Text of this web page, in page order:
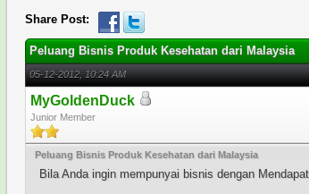
0 Memberi Suara - 0 Rata-rata
12345
Share Post:
Peluang Bisnis Produk Kesehatan dari Malaysia
05-12-2012, 10:24 AM
MyGoldenDuck
Junior Member
Peluang Bisnis Produk Kesehatan dari Malaysia
Bila Anda ingin mempunyai bisnis dengan